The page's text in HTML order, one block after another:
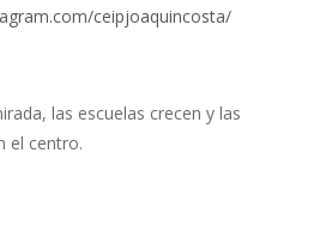
ceipjoaquincosta/
las escuelas crecen y las
el centro.